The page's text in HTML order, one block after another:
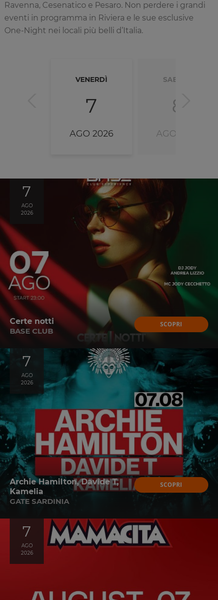
Ravenna, Cesenatico e Pesaro. Non perdere i grandi
eventi in programma in Riviera e le sue esclusive
One-Night nei locali più belli d’Italia.
VENERDÌ
7
AGO 2026
SABATO
8
AGO 2026
7
AGO
2026
Certe notti
BASE CLUB
SCOPRI
7
AGO
2026
Archie Hamilton, Davide T,
Kamelia
GATE SARDINIA
SCOPRI
7
AGO
2026